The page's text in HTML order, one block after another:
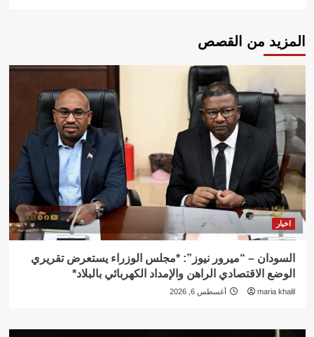
المزيد من القصص
اخبار
السودان – “ميرور نيوز”: *مجلس الوزراء يستعرض تقريري
الوضع الاقتصادي الراهن والإمداد الكهربائي بالبلاد*
maria khalil أغسطس 6, 2026